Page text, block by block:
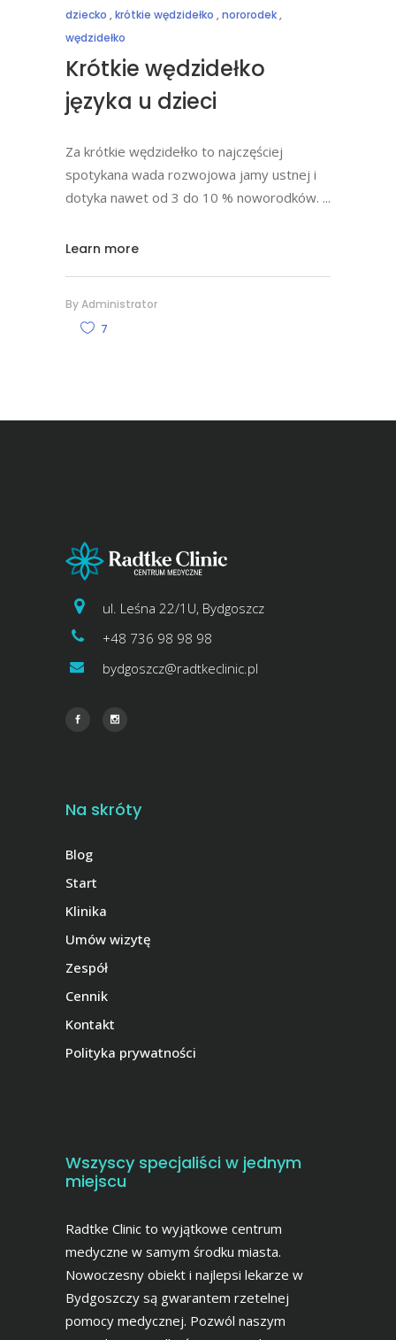
dziecko ,krótkie wędzidełko ,nororodek,
wędzidełko
Krótkie wędzidełko
języka u dzieci
Za krótkie wędzidełko to najczęściej
spotykana wada rozwojowa jamy ustnej i
dotyka nawet od 3 do 10 % noworodków.
Learn more
ByAdministrator
7
ul. Leśna 22/1U, Bydgoszcz
+48 736 98 98 98
bydgoszcz@radtkeclinic.pl
Na skróty
Blog
Start
Klinika
Umów wizytę
Zespół
Cennik
Kontakt
Polityka prywatności
Wszyscy specjaliści w jednym
miejscu
Radtke Clinic to wyjątkowe centrum
medyczne w samym środku miasta.
Nowoczesny obiekt i najlepsi lekarze w
Bydgoszczy są gwarantem rzetelnej
pomocy medycznej. Pozwól naszym